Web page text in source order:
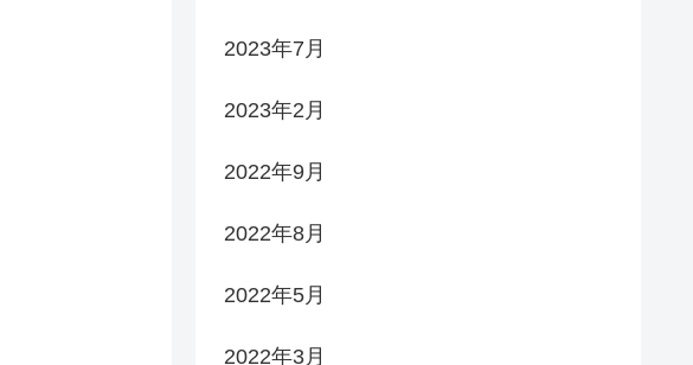
2023年7月
2023年2月
2022年9月
2022年8月
2022年5月
2022年3月